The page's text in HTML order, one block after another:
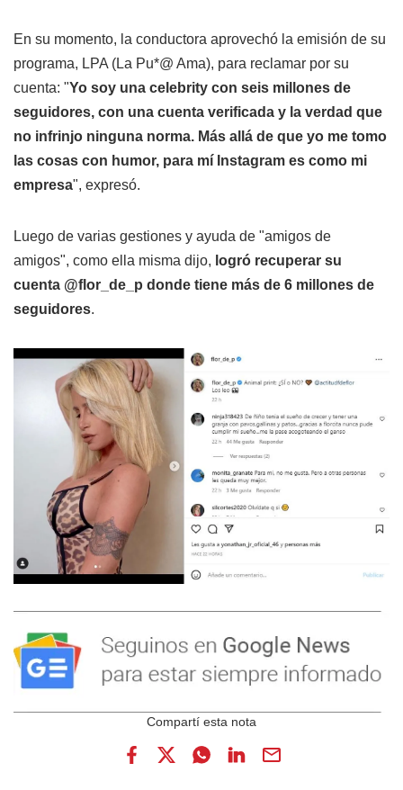
En su momento, la conductora aprovechó la emisión de su
programa, LPA (La Pu*@ Ama), para reclamar por su
cuenta: "Yo soy una celebrity con seis millones de
seguidores, con una cuenta verificada y la verdad que
no infrinjo ninguna norma. Más allá de que yo me tomo
las cosas con humor, para mí Instagram es como mi
empresa", expresó.
Luego de varias gestiones y ayuda de "amigos de
amigos", como ella misma dijo, logró recuperar su
cuenta @flor_de_p donde tiene más de 6 millones de
seguidores.